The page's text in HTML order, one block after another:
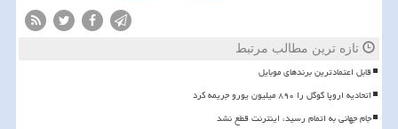
تازه ترین مطالب مرتبط
قابل اعتمادترین برندهای موبایل
اتحادیه اروپا گوگل را ۸۹۰ میلیون یورو جریمه کرد
️جام جهانی به اتمام رسید، اینترنت قطع نشد